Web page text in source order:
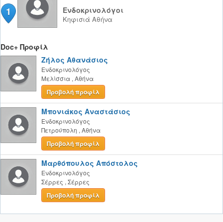
1 Ενδοκρινολόγοι
Κηφισιά Αθήνα
Doc+ Προφίλ
Ζήλος Αθανάσιος
Ενδοκρινολόγος
Μελίσσια , Αθήνα
Προβολή προφίλ
Μπονιάκος Αναστάσιος
Ενδοκρινολόγος
Πετρούπολη , Αθήνα
Προβολή προφίλ
Μαρθόπουλος Απόστολος
Ενδοκρινολόγος
Σέρρες , Σέρρες
Προβολή προφίλ